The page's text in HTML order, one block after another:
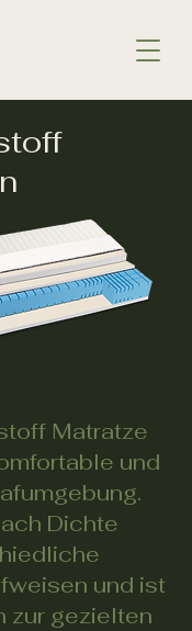
Matratze
und
Dichte
und ist
zur gezielten